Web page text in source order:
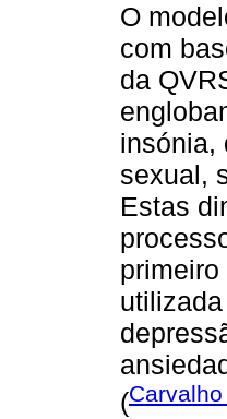
O
com
da
insónia,
sexual,
Estas
(